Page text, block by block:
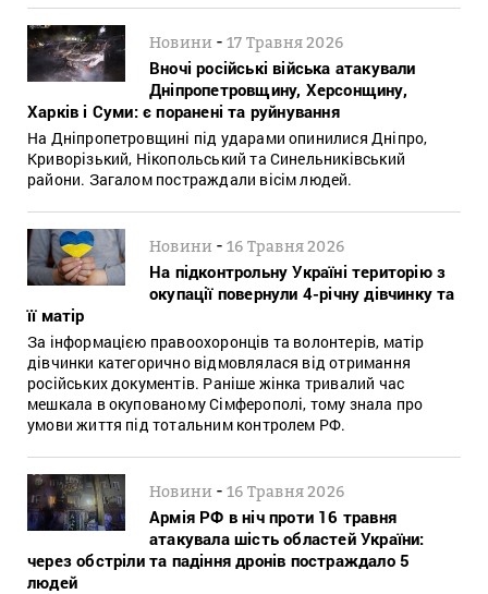
Новини -17 Травня 2026
Вночі російські війська атакували
Дніпропетровщину, Херсонщину,
Харків і Суми: є поранені та руйнування
На Дніпропетровщині під ударами опинилися Дніпро,
Криворізький, Нікопольський та Синельниківський
райони. Загалом постраждали вісім людей.
Новини -16 Травня 2026
На підконтрольну Україні територію з
окупації повернули 4-річну дівчинку та
її матір
За інформацією правоохоронців та волонтерів, матір
дівчинки категорично відмовлялася від отримання
російських документів. Раніше жінка тривалий час
мешкала в окупованому Сімферополі, тому знала про
умови життя під тотальним контролем РФ.
Новини -16 Травня 2026
Армія РФ в ніч проти 16 травня
атакувала шість областей України:
через обстріли та падіння дронів постраждало 5
людей